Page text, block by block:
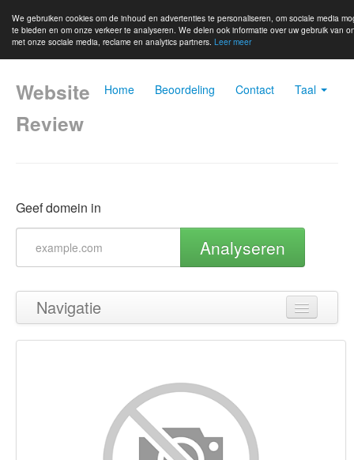
We gebruiken cookies om de inhoud en advertenties te personaliseren, om sociale media
te bieden en om onze verkeer te analyseren. We delen ook informatie over uw gebruik van
met onze sociale media, reclame en analytics partners. Leer meer
Home Beoordeling Contact Taal
Website
Review
Geef domein in
Analyseren
Navigatie
Terug naar boven
Keywords